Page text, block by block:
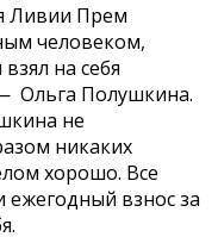
Ливии Прем
человеком,
на себя
Ольга Полушкина.
не
никаких
хорошо. Все
ежегодный взнос за